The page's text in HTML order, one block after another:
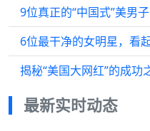
最新实时动态